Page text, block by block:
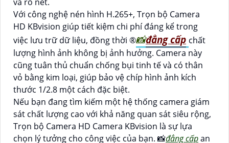
và rõ nét.
Với công nghệ nén hình H.265+, Trọn bộ Camera
HD KBvision giúp tiết kiệm chi phí đáng kể trong
việc lưu trữ dữ liệu, đồng thời ®️📸đẳng cấp chất
lượng hình ảnh không bị ảnh hưởng. Camera này
cũng tuân thủ chuẩn chống bụi tinh tế và có thân
vỏ bằng kim loại, giúp bảo vệ chíp hình ảnh kích
thước 1/2.8 một cách đặc biệt.
Nếu bạn đang tìm kiếm một hệ thống camera giám
sát chất lượng cao với khả năng quan sát siêu rộng,
Trọn bộ Camera HD Camera KBvision là sự lựa
chọn lý tưởng cho công việc của bạn. 📸đẳng cấpan